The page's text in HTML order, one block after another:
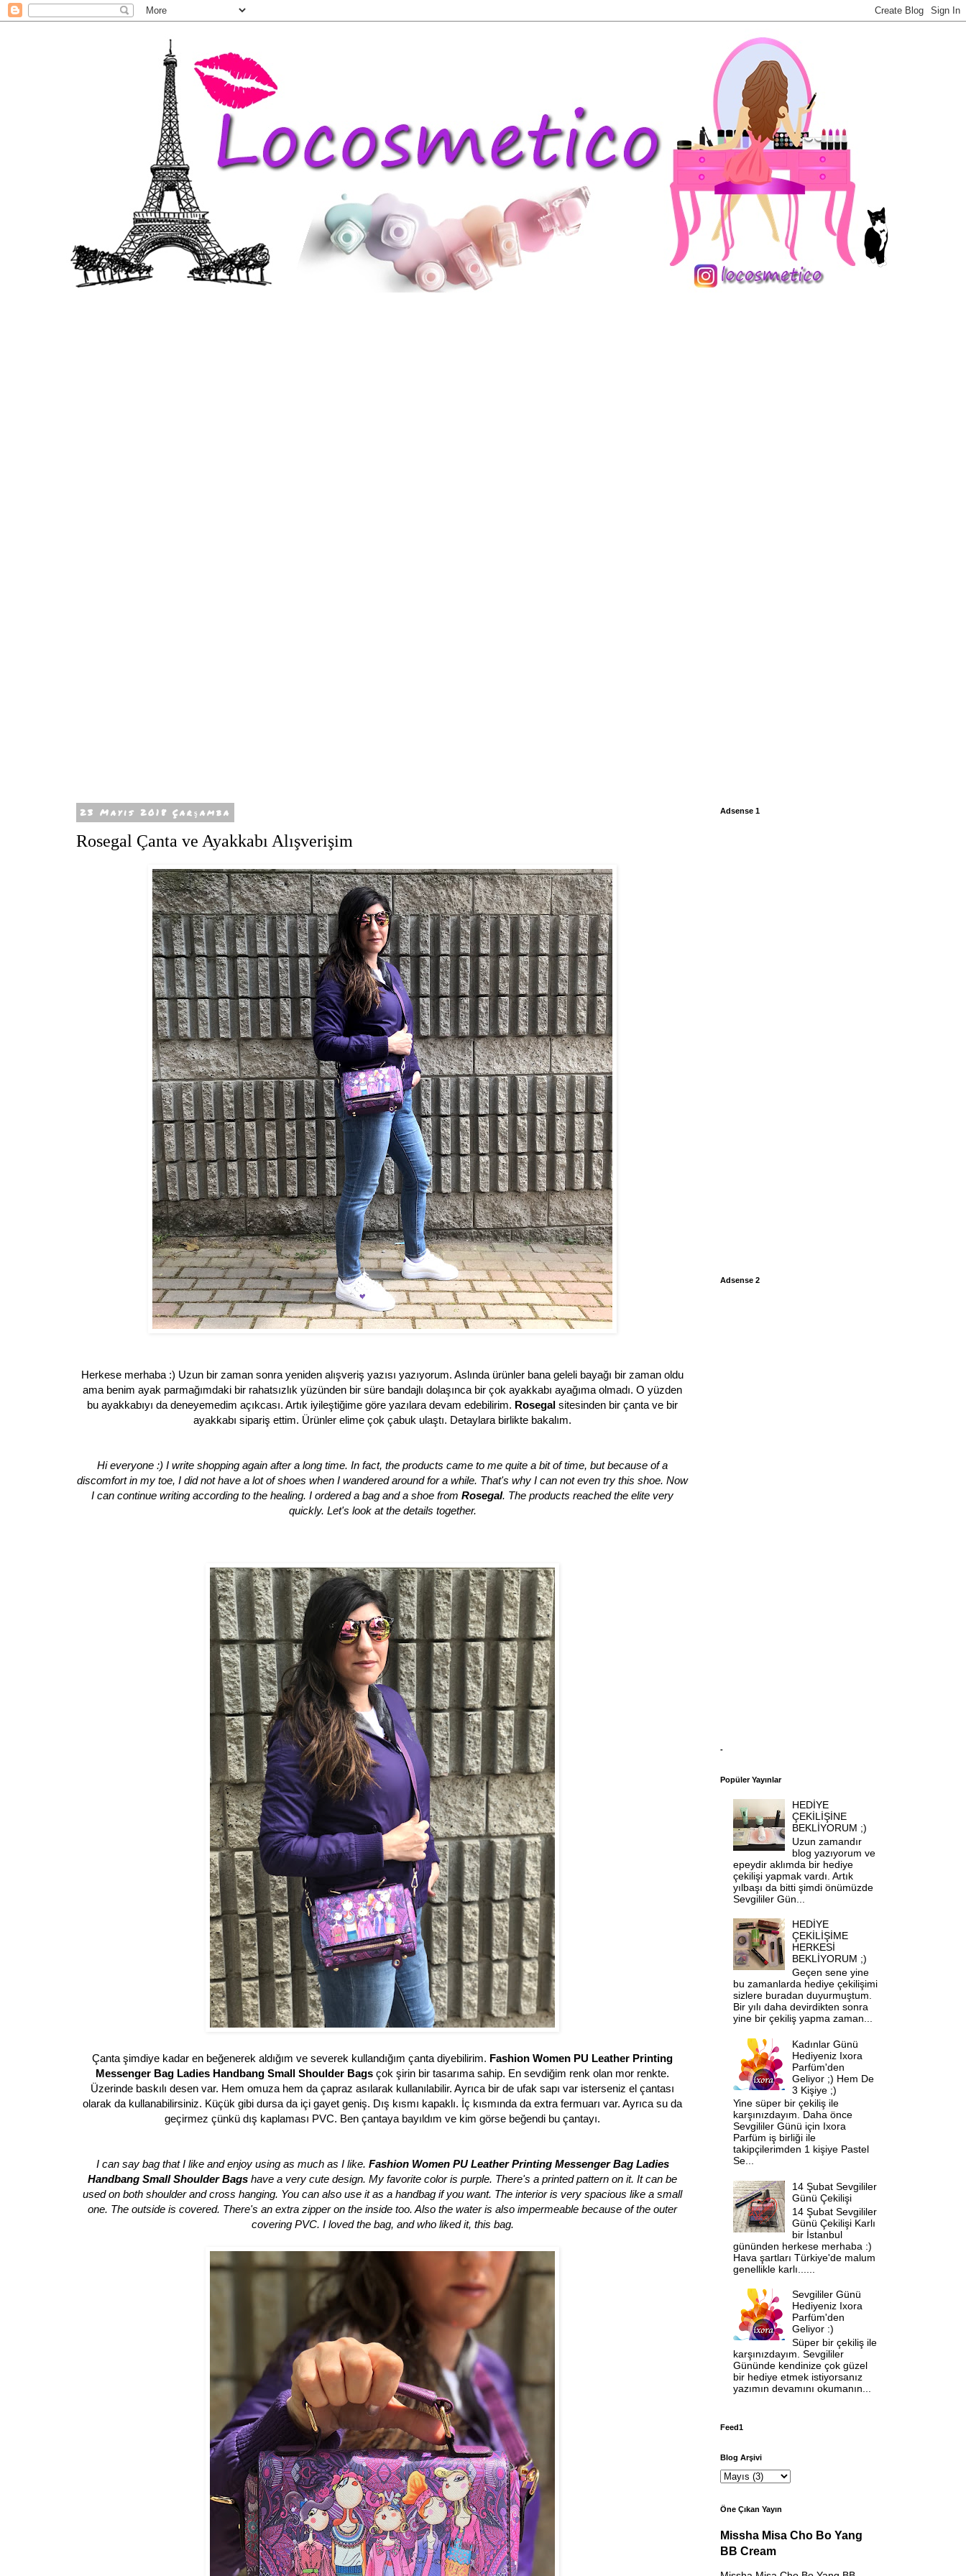
23 Mayıs 2018 Çarşamba
Rosegal Çanta ve Ayakkabı Alışverişim
Herkese merhaba :) Uzun bir zaman sonra yeniden alışveriş yazısı yazıyorum. Aslında ürünler bana geleli bayağı bir zaman oldu
ama benim ayak parmağımdaki bir rahatsızlık yüzünden bir süre bandajlı dolaşınca bir çok ayakkabı ayağıma olmadı. O yüzden
bu ayakkabıyı da deneyemedim açıkcası. Artık iyileştiğime göre yazılara devam edebilirim. Rosegal sitesinden bir çanta ve bir
ayakkabı sipariş ettim. Ürünler elime çok çabuk ulaştı. Detaylara birlikte bakalım.
Hi everyone :) I write shopping again after a long time. In fact, the products came to me quite a bit of time, but because of a
discomfort in my toe, I did not have a lot of shoes when I wandered around for a while. That's why I can not even try this shoe. Now
I can continue writing according to the healing. I ordered a bag and a shoe from Rosegal. The products reached the elite very
quickly. Let's look at the details together.
Çanta şimdiye kadar en beğenerek aldığım ve severek kullandığım çanta diyebilirim. Fashion Women PU Leather Printing
Messenger Bag Ladies Handbang Small Shoulder Bags çok şirin bir tasarıma sahip. En sevdiğim renk olan mor renkte.
Üzerinde baskılı desen var. Hem omuza hem da çapraz asılarak kullanılabilir. Ayrıca bir de ufak sapı var isterseniz el çantası
olarak da kullanabilirsiniz. Küçük gibi dursa da içi gayet geniş. Dış kısmı kapaklı. İç kısmında da extra fermuarı var. Ayrıca su da
geçirmez çünkü dış kaplaması PVC. Ben çantaya bayıldım ve kim görse beğendi bu çantayı.
I can say bag that I like and enjoy using as much as I like. Fashion Women PU Leather Printing Messenger Bag Ladies
Handbang Small Shoulder Bags have a very cute design. My favorite color is purple. There's a printed pattern on it. It can be
used on both shoulder and cross hanging. You can also use it as a handbag if you want. The interior is very spacious like a small
one. The outside is covered. There's an extra zipper on the inside too. Also the water is also impermeable because of the outer
covering PVC. I loved the bag, and who liked it, this bag.
Adsense 1
Adsense 2
-
Popüler Yayınlar
HEDİYE
ÇEKİLİŞİNE
BEKLİYORUM ;)
Uzun zamandır
blog yazıyorum ve
epeydir aklımda bir hediye
çekilişi yapmak vardı. Artık
yılbaşı da bitti şimdi önümüzde
Sevgililer Gün...
HEDİYE
ÇEKİLİŞİME
HERKESİ
BEKLİYORUM ;)
Geçen sene yine
bu zamanlarda hediye çekilişimi
sizlere buradan duyurmuştum.
Bir yılı daha devirdikten sonra
yine bir çekiliş yapma zaman...
Kadınlar Günü
Hediyeniz Ixora
Parfüm'den
Geliyor ;) Hem De
3 Kişiye ;)
Yine süper bir çekiliş ile
karşınızdayım. Daha önce
Sevgililer Günü için Ixora
Parfüm iş birliği ile
takipçilerimden 1 kişiye Pastel
Se...
14 Şubat Sevgililer
Günü Çekilişi
14 Şubat Sevgililer
Günü Çekilişi Karlı
bir İstanbul
gününden herkese merhaba :)
Hava şartları Türkiye'de malum
genellikle karlı......
Sevgililer Günü
Hediyeniz Ixora
Parfüm'den
Geliyor :)
Süper bir çekiliş ile
karşınızdayım. Sevgililer
Gününde kendinize çok güzel
bir hediye etmek istiyorsanız
yazımın devamını okumanın...
Feed1
Blog Arşivi
Öne Çıkan Yayın
Missha Misa Cho Bo Yang
BB Cream